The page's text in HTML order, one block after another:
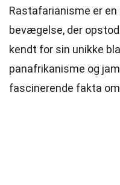
Rastafarianisme er en
bevægelse, der
kendt for sin unikke
panafrikanisme og
fascinerende fakta